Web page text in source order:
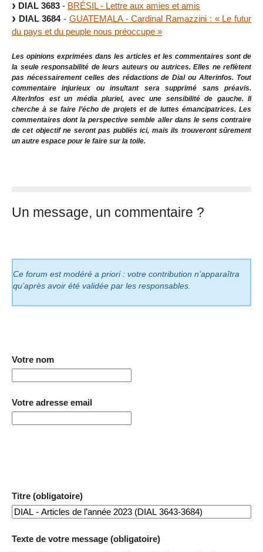
DIAL 3683 - BRÉSIL - Lettre aux amies et amis
DIAL 3684- GUATEMALA - Cardinal Ramazzini : « Le futur
du pays et du peuple nous préoccupe »
Les opinions exprimées dans les articles et les commentaires sont de
la seule responsabilité de leurs auteurs ou autrices. Elles ne reflètent
pas nécessairement celles des rédactions de Dial ou Alterinfos. Tout
commentaire injurieux ou insultant sera supprimé sans préavis.
AlterInfos est un média pluriel, avec une sensibilité de gauche. Il
cherche à se faire l’écho de projets et de luttes émancipatrices. Les
commentaires dont la perspective semble aller dans le sens contraire
de cet objectif ne seront pas publiés ici, mais ils trouveront sûrement
un autre espace pour le faire sur la toile.
Un message, un commentaire ?
Ce forum est modéré a priori : votre contribution n’apparaîtra
qu’après avoir été validée par les responsables.
Votre nom
Votre adresse email
Titre (obligatoire)
Texte de votre message (obligatoire)